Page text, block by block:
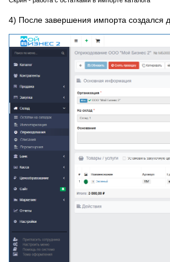
4) После завершения импорта создался